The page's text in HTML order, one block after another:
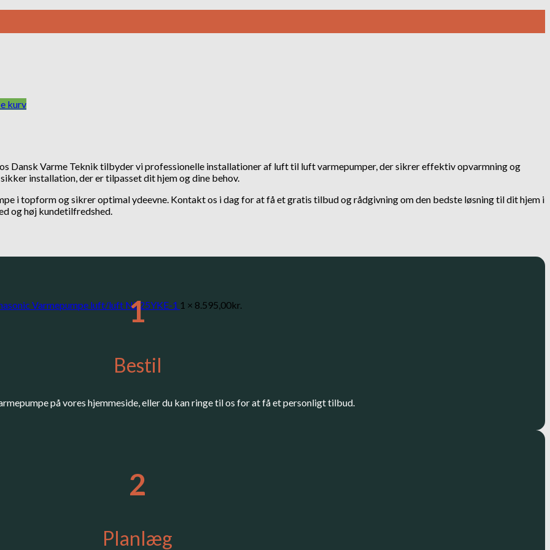
Varmepumpe luft/luft NZ25YKE-1 1 × 8.595,00kr.
kurv
Dansk Varme Teknik tilbyder vi professionelle installationer af luft til luft varmepumper, der sikrer effektiv opvarmning og
installation, der er tilpasset dit hjem og dine behov.
i topform og sikrer optimal ydeevne. Kontakt os i dag for at få et gratis tilbud og rådgivning om den bedste løsning til dit hjem i
og høj kundetilfredshed.
1
Bestil
på vores hjemmeside, eller du kan ringe til os for at få et personligt tilbud.
2
Planlæg